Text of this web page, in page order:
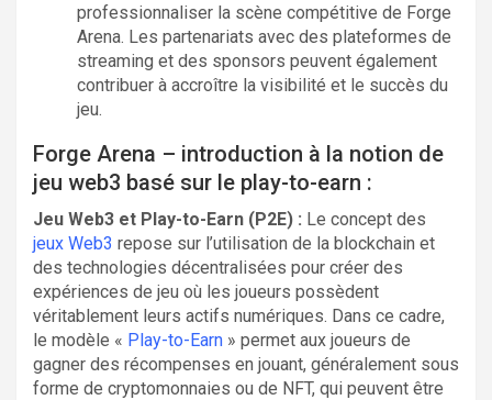
professionnaliser la scène compétitive de Forge
Arena. Les partenariats avec des plateformes de
streaming et des sponsors peuvent également
contribuer à accroître la visibilité et le succès du
jeu.
Forge Arena – introduction à la notion de
jeu web3 basé sur le play-to-earn :
Jeu Web3 et Play-to-Earn (P2E) : Le concept des
jeux Web3 repose sur l’utilisation de la blockchain et
des technologies décentralisées pour créer des
expériences de jeu où les joueurs possèdent
véritablement leurs actifs numériques. Dans ce cadre,
le modèle « Play-to-Earn » permet aux joueurs de
gagner des récompenses en jouant, généralement sous
forme de cryptomonnaies ou de NFT, qui peuvent être